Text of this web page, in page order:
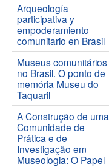
Arqueología
participativa y
empoderamiento
comunitario en Brasil
Museus comunitários
no Brasil. O ponto de
memória Museu do
Taquaril
A Construção de uma
Comunidade de
Prática e de
Investigação em
Museologia: O Papel